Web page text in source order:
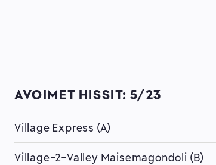
AVOIMET HISSIT: 5/23
Village Express (A)
Village-2-Valley Maisemagondoli (B)